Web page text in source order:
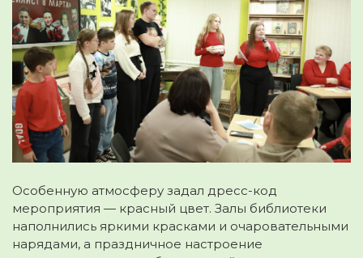
Особенную атмосферу задал дресс-код
мероприятия — красный цвет. Залы библиотеки
наполнились яркими красками и очаровательными
нарядами, а праздничное настроение